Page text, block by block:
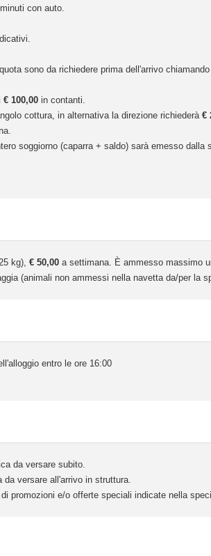
con auto.
sono da richiedere prima dell'arrivo
€ 100,00 in contanti.
cottura, in alternativa la direzione richiederà€
soggiorno (caparra + saldo) sarà emesso dalla
kg), € 50,00 a settimana. È ammesso massimo
(animali non ammessi nella navetta da/per la
entro le ore 16:00
da versare subito.
versare all'arrivo in struttura.
promozioni e/o offerte speciali indicate nella